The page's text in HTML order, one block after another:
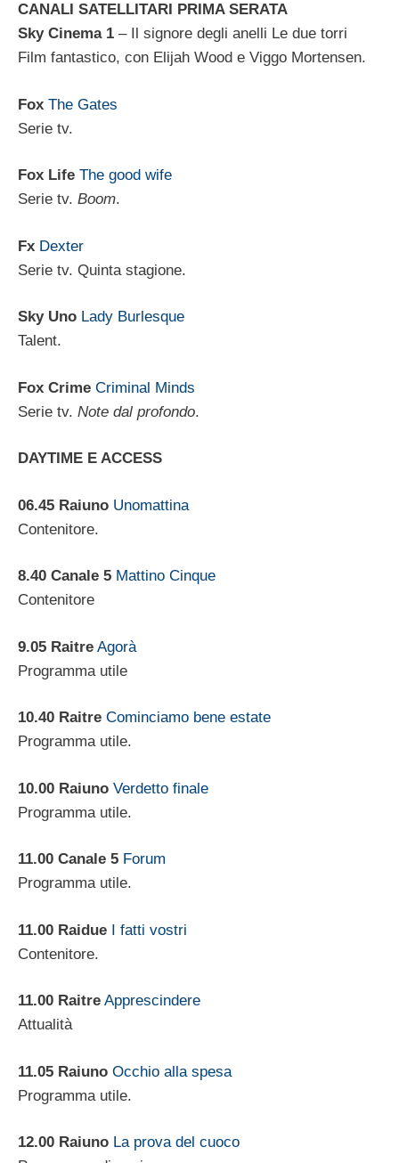
CANALI SATELLITARI PRIMA SERATA
Sky Cinema 1 – Il signore degli anelli Le due torri
Film fantastico, con Elijah Wood e Viggo Mortensen.
Fox The Gates
Serie tv.
Fox Life The good wife
Serie tv. Boom.
Fx Dexter
Serie tv. Quinta stagione.
Sky Uno Lady Burlesque
Talent.
Fox Crime Criminal Minds
Serie tv. Note dal profondo.
DAYTIME E ACCESS
06.45 Raiuno Unomattina
Contenitore.
8.40 Canale 5 Mattino Cinque
Contenitore
9.05 Raitre Agorà
Programma utile
10.40 Raitre Cominciamo bene estate
Programma utile.
10.00 Raiuno Verdetto finale
Programma utile.
11.00 Canale 5 Forum
Programma utile.
11.00 Raidue I fatti vostri
Contenitore.
11.00 Raitre Apprescindere
Attualità
11.05 Raiuno Occhio alla spesa
Programma utile.
12.00 Raiuno La prova del cuoco